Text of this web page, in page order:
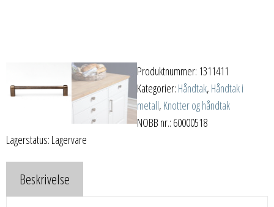
Produktnummer: 1311411
Kategorier: Håndtak, Håndtak i
metall, Knotter og håndtak
NOBB nr.: 60000518
Lagerstatus: Lagervare
Beskrivelse